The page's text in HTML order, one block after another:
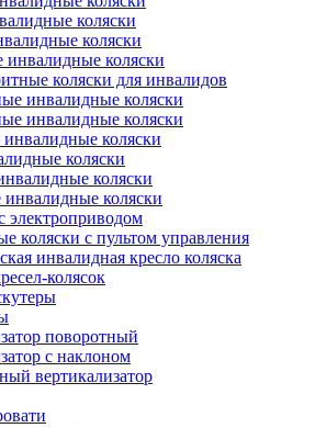
коляски
коляски
инвалидные коляски
коляски для инвалидов
инвалидные коляски
инвалидные коляски
коляски
коляски
коляски
инвалидные коляски
электроприводом
коляски с пультом управления
инвалидная кресло коляска
колясок
поворотный
с наклоном
вертикализатор